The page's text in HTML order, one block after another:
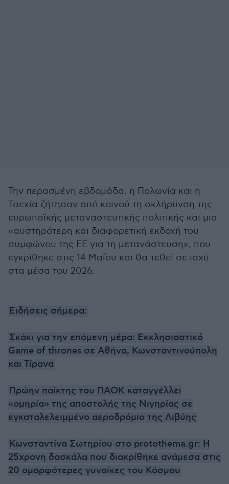
Την περασμένη εβδομάδα, η Πολωνία και η
Τσεχία ζήτησαν από κοινού τη σκλήρυνση της
ευρωπαϊκής μεταναστευτικής πολιτικής και μια
«αυστηρότερη και διαφορετική εκδοχή του
συμφώνου της ΕΕ για τη μετανάστευση», που
εγκρίθηκε στις 14 Μαΐου και θα τεθεί σε ισχύ
στα μέσα του 2026.
Ειδήσεις σήμερα:
Σκάκι για την επόμενη μέρα: Εκκλησιαστικό
Game of thrones σε Αθήνα, Κωνσταντινούπολη
και Τίρανα
Πρώην παίκτης του ΠΑΟΚ καταγγέλλει
«ομηρία» της αποστολής της Νιγηρίας σε
εγκαταλελειμμένο αεροδρόμιο της Λιβύης
Κωνσταντίνα Σωτηρίου στο protothema.gr: Η
25χρονη δασκάλα που διακρίθηκε ανάμεσα στις
20 ομορφότερες γυναίκες του Κόσμου